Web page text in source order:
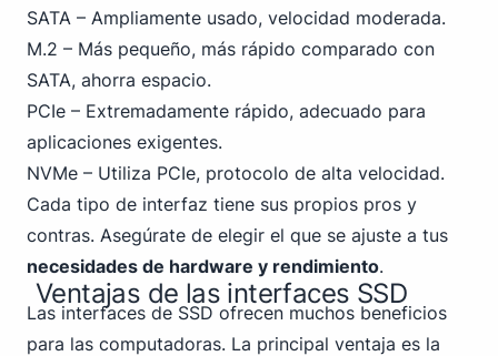
SATA – Ampliamente usado, velocidad moderada.
M.2 – Más pequeño, más rápido comparado con
SATA, ahorra espacio.
PCIe – Extremadamente rápido, adecuado para
aplicaciones exigentes.
NVMe – Utiliza PCIe, protocolo de alta velocidad.
Cada tipo de interfaz tiene sus propios pros y
contras. Asegúrate de elegir el que se ajuste a tus
necesidades de hardware y rendimiento.
Ventajas de las interfaces SSD
Las interfaces de SSD ofrecen muchos beneficios
para las computadoras. La principal ventaja es la